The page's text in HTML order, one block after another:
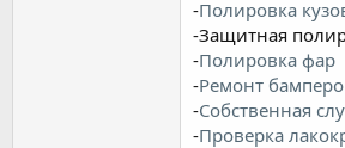
-Полировка
-Защитная
-Полировка фар
-Ремонт
-Собственная
-Проверка